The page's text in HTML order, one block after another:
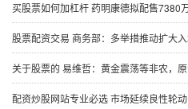
买股票如何加杠杆 药明康德拟配售7380万股H
股票配资交易 商务部：多举措推动扩大
关于股票的 易维哲：黄金震荡等非农，原
配资炒股网站专业必选 市场延续良性轮动，算力